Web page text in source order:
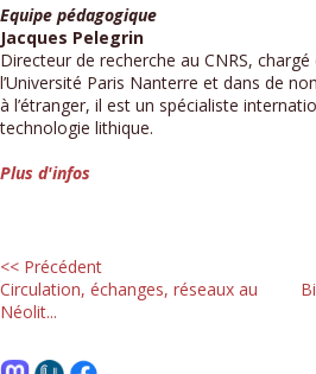
Equipe pédagogique
Jacques Pelegrin
Directeur de recherche au CNRS,
l’Université Paris Nanterre et dans de
à l’étranger, il est un spécialiste
technologie lithique.
Plus d'infos
<< Précédent
Circulation, échanges, réseaux au
Néolit...